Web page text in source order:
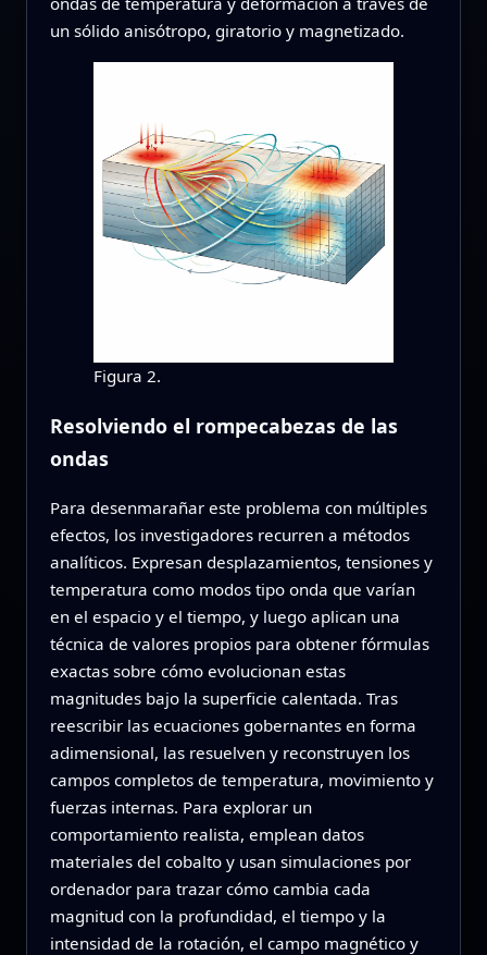
un sólido anisótropo, giratorio y magnetizado.
Figura 2.
Resolviendo el rompecabezas de las
ondas
Para desenmarañar este problema con múltiples
efectos, los investigadores recurren a métodos
analíticos. Expresan desplazamientos, tensiones y
temperatura como modos tipo onda que varían
en el espacio y el tiempo, y luego aplican una
técnica de valores propios para obtener fórmulas
exactas sobre cómo evolucionan estas
magnitudes bajo la superficie calentada. Tras
reescribir las ecuaciones gobernantes en forma
adimensional, las resuelven y reconstruyen los
campos completos de temperatura, movimiento y
fuerzas internas. Para explorar un
comportamiento realista, emplean datos
materiales del cobalto y usan simulaciones por
ordenador para trazar cómo cambia cada
magnitud con la profundidad, el tiempo y la
intensidad de la rotación, el campo magnético y